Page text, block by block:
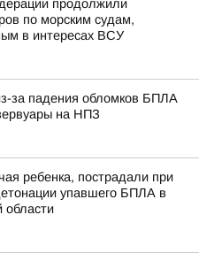
продолжили
по морским судам,
в интересах ВСУ
за падения обломков БПЛА
на НПЗ
ребенка, пострадали при
упавшего БПЛА в
области